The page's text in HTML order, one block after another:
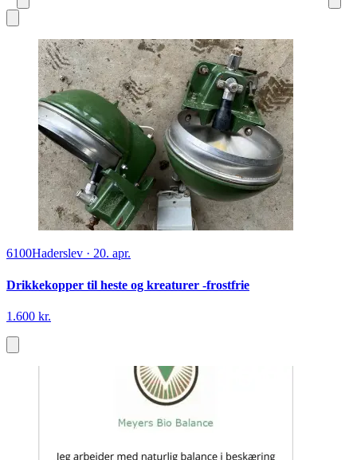
6100Haderslev · 20. apr.
Drikkekopper til heste og kreaturer -frostfrie
1.600 kr.